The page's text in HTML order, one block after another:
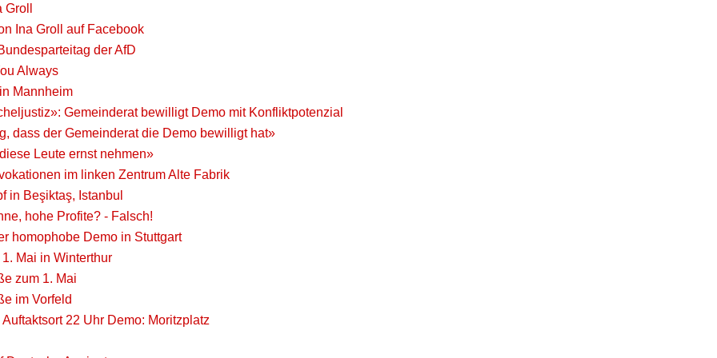
Ina Groll auf Facebook
der AfD
Always
Mannheim
Gemeinderat bewilligt Demo mit Konfliktpotenzial
dass der Gemeinderat die Demo bewilligt hat»
Leute ernst nehmen»
im linken Zentrum Alte Fabrik
in Beşiktaş, Istanbul
hohe Profite? - Falsch!
homophobe Demo in Stuttgart
Mai in Winterthur
zum 1. Mai
im Vorfeld
22 Uhr Demo: Moritzplatz